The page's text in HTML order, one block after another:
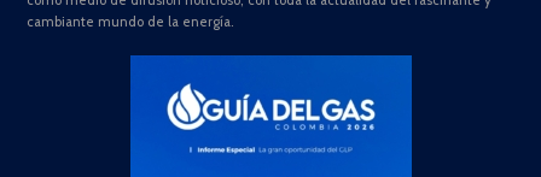
cambiante mundo de la energía.